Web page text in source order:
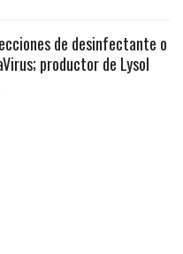
de desinfectante o
productor de Lysol